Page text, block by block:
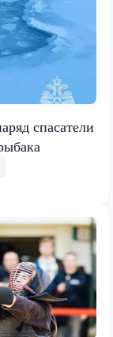
спасатели